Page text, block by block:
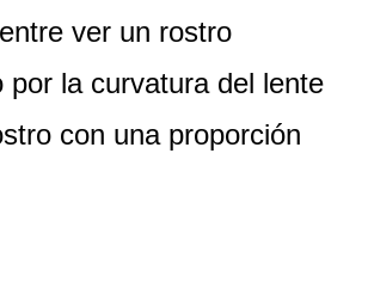
ver un rostro
por la curvatura del lente
con una proporción